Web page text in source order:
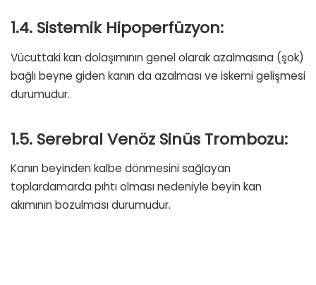
1.4. Sistemik Hipoperfüzyon:
Vücuttaki kan dolaşımının genel olarak azalmasına (şok)
bağlı beyne giden kanın da azalması ve iskemi gelişmesi
durumudur.
1.5. Serebral Venöz Sinüs Trombozu:
Kanın beyinden kalbe dönmesini sağlayan
toplardamarda pıhtı olması nedeniyle beyin kan
akımının bozulması durumudur.